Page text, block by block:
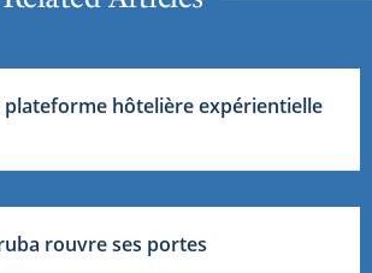
plateforme hôtelière expérientielle
rouvre ses portes